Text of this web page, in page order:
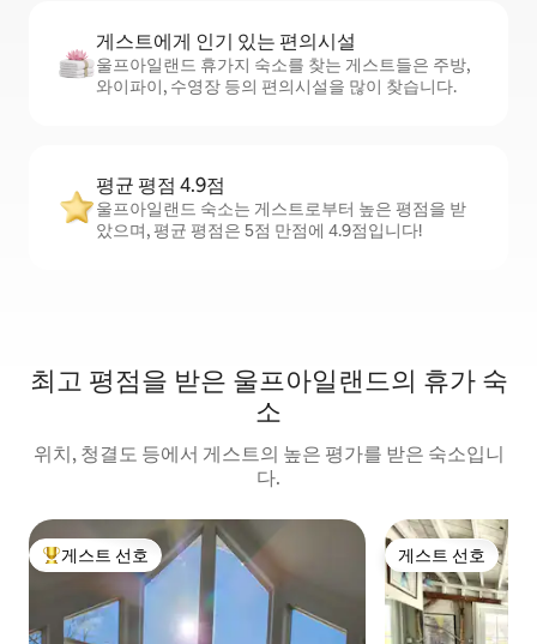
게스트에게 인기 있는 편의시설
울프아일랜드 휴가지 숙소를 찾는 게스트들은 주방,
와이파이, 수영장 등의 편의시설을 많이 찾습니다.
평균 평점 4.9점
울프아일랜드 숙소는 게스트로부터 높은 평점을 받
았으며, 평균 평점은 5점 만점에 4.9점입니다!
최고 평점을 받은 울프아일랜드의 휴가 숙
소
위치, 청결도 등에서 게스트의 높은 평가를 받은 숙소입니
다.
상위 게스트 선호
게스트 선호 게스트 선호
게스트 선호